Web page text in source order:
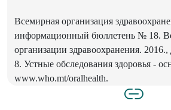
Всемирная организация
информационный бюллетень № 18.
организации здравоохранения. 2016.,
8. Устные обследования здоровья -
www.who.mt/oralhealth.